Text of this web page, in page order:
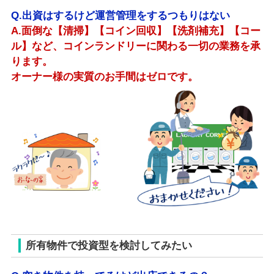
Q.出資はするけど運営管理をするつもりはない
A.面倒な【清掃】【コイン回収】【洗剤補充】【コー
ル】など、コインランドリーに関わる一切の業務を承
ります。
オーナー様の実質のお手間はゼロです。
所有物件で投資型を検討してみたい